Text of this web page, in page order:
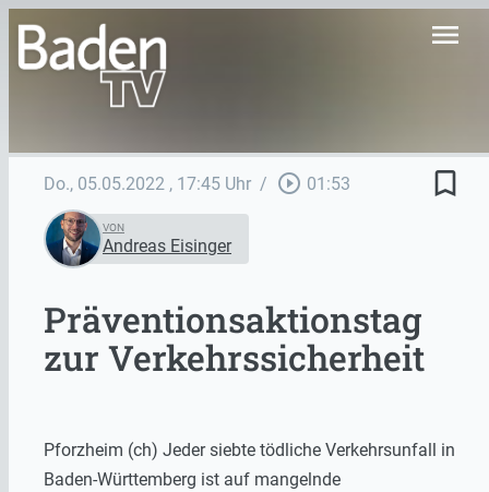
menu
Do., 05.05.2022 , 17:45 Uhr / play_circle_outline 01:53 bookmark_border
VON
Andreas Eisinger
Präventionsaktionstag
zur Verkehrssicherheit
Pforzheim (ch) Jeder siebte tödliche Verkehrsunfall in
Baden-Württemberg ist auf mangelnde